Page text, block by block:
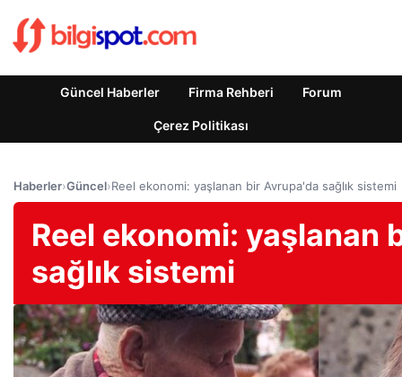
Güncel Haberler Firma Rehberi Forum
Çerez Politikası
Haberler›Güncel›Reel ekonomi: yaşlanan bir Avrupa'da sağlık sistemi
Reel ekonomi: yaşlanan
sağlık sistemi